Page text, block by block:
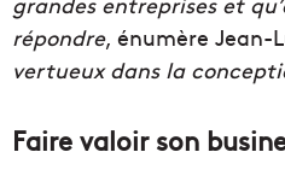
répondre, énumère Jean-
vertueux dans la
Faire valoir son